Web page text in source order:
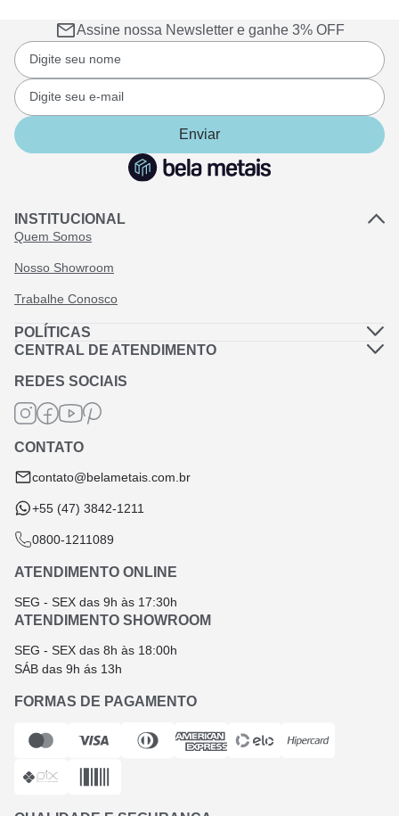
Assine nossa Newsletter e ganhe 3% OFF
Enviar
INSTITUCIONAL
Quem Somos
Nosso Showroom
Trabalhe Conosco
POLÍTICAS
Política de Privacidade
Política de Frete
Termos de Garantia
Termos e Condições
Troca e Devolução
CENTRAL DE ATENDIMENTO
REDES SOCIAIS
CONTATO
contato@belametais.com.br
+55 (47) 3842-1211
0800-1211089
ATENDIMENTO ONLINE
SEG - SEX das 9h às 17:30h
ATENDIMENTO SHOWROOM
SEG - SEX das 8h às 18:00h
SÁB das 9h ás 13h
FORMAS DE PAGAMENTO